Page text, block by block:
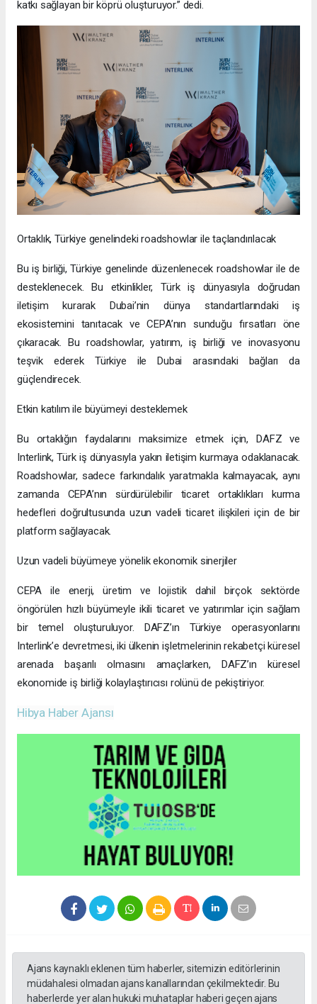
katkı sağlayan bir köprü oluşturuyor.” dedi.
Ortaklık, Türkiye genelindeki roadshowlar ile taçlandırılacak
Bu iş birliği, Türkiye genelinde düzenlenecek roadshowlar ile de
desteklenecek. Bu etkinlikler, Türk iş dünyasıyla doğrudan
iletişim kurarak Dubai’nin dünya standartlarındaki iş
ekosistemini tanıtacak ve CEPA’nın sunduğu fırsatları öne
çıkaracak. Bu roadshowlar, yatırım, iş birliği ve inovasyonu
teşvik ederek Türkiye ile Dubai arasındaki bağları da
güçlendirecek.
Etkin katılım ile büyümeyi desteklemek
Bu ortaklığın faydalarını maksimize etmek için, DAFZ ve
Interlink, Türk iş dünyasıyla yakın iletişim kurmaya odaklanacak.
Roadshowlar, sadece farkındalık yaratmakla kalmayacak, aynı
zamanda CEPA’nın sürdürülebilir ticaret ortaklıkları kurma
hedefleri doğrultusunda uzun vadeli ticaret ilişkileri için de bir
platform sağlayacak.
Uzun vadeli büyümeye yönelik ekonomik sinerjiler
CEPA ile enerji, üretim ve lojistik dahil birçok sektörde
öngörülen hızlı büyümeyle ikili ticaret ve yatırımlar için sağlam
bir temel oluşturuluyor. DAFZ’ın Türkiye operasyonlarını
Interlink’e devretmesi, iki ülkenin işletmelerinin rekabetçi küresel
arenada başarılı olmasını amaçlarken, DAFZ’ın küresel
ekonomide iş birliği kolaylaştırıcısı rolünü de pekiştiriyor.
Hibya Haber Ajansı
Ajans kaynaklı eklenen tüm haberler, sitemizin editörlerinin
müdahalesi olmadan ajans kanallarından çekilmektedir. Bu
haberlerde yer alan hukuki muhataplar haberi geçen ajans